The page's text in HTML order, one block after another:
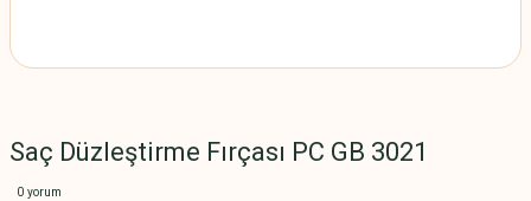
Saç Düzleştirme Fırçası PC GB 3021
0 yorum